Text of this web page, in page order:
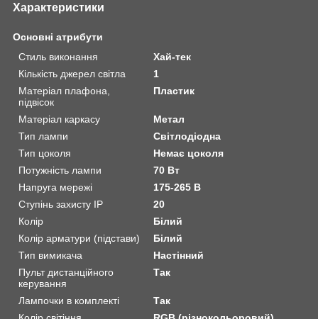
Характеристики
Основні атрибути
Стиль виконання
Хай-тек
Кількість джерел світла
1
Матеріал плафона,
підвісок
Пластик
Матеріал каркасу
Метал
Тип лампи
Світлодіодна
Тип цоколя
Немає цоколя
Потужність лампи
70 Вт
Напруга мережі
175-265 В
Ступінь захисту IP
20
Колір
Білий
Колір арматури (підстави)
Білий
Тип вимикача
Настінний
Пульт дистанційного
керування
Так
Лампочки в комплекті
Так